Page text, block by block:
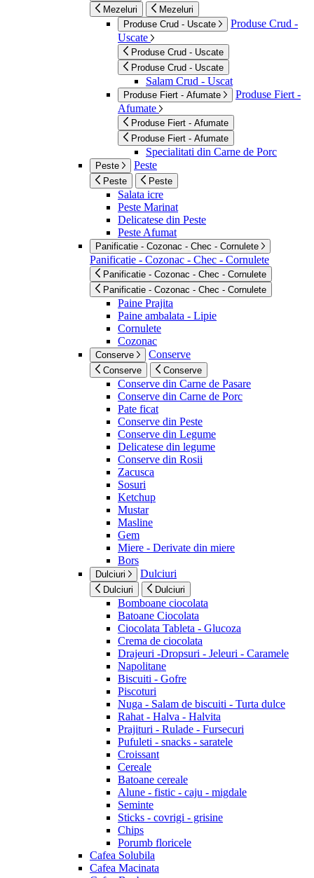
Mezeluri
Mezeluri
Produse Crud - Uscate
Produse Crud -
Uscate
Produse Crud - Uscate
Produse Crud - Uscate
Salam Crud - Uscat
Produse Fiert - Afumate
Produse Fiert -
Afumate
Produse Fiert - Afumate
Produse Fiert - Afumate
Specialitati din Carne de Porc
Peste Peste
Peste Peste
Salata icre
Peste Marinat
Delicatese din Peste
Peste Afumat
Panificatie - Cozonac - Chec - Cornulete
Panificatie - Cozonac - Chec - Cornulete
Panificatie - Cozonac - Chec - Cornulete
Panificatie - Cozonac - Chec - Cornulete
Paine Prajita
Paine ambalata - Lipie
Cornulete
Cozonac
Conserve Conserve
Conserve Conserve
Conserve din Carne de Pasare
Conserve din Carne de Porc
Pate ficat
Conserve din Peste
Conserve din Legume
Delicatese din legume
Conserve din Rosii
Zacusca
Sosuri
Ketchup
Mustar
Masline
Gem
Miere - Derivate din miere
Bors
Dulciuri Dulciuri
Dulciuri Dulciuri
Bomboane ciocolata
Batoane Ciocolata
Ciocolata Tableta - Glucoza
Crema de ciocolata
Drajeuri -Dropsuri - Jeleuri - Caramele
Napolitane
Biscuiti - Gofre
Piscoturi
Nuga - Salam de biscuiti - Turta dulce
Rahat - Halva - Halvita
Prajituri - Rulade - Fursecuri
Pufuleti - snacks - saratele
Croissant
Cereale
Batoane cereale
Alune - fistic - caju - migdale
Seminte
Sticks - covrigi - grisine
Chips
Porumb floricele
Cafea Solubila
Cafea Macinata